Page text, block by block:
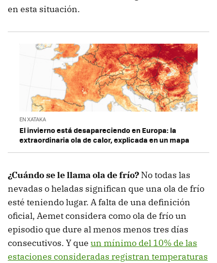
en esta situación.
EN XATAKA
El invierno está desapareciendo en Europa: la
extraordinaria ola de calor, explicada en un mapa
¿Cuándo se le llama ola de frío? No todas las
nevadas o heladas significan que una ola de frío
esté teniendo lugar. A falta de una definición
oficial, Aemet considera como ola de frío un
episodio que dure al menos menos tres días
consecutivos. Y que un mínimo del 10% de las
estaciones consideradas registran temperaturas